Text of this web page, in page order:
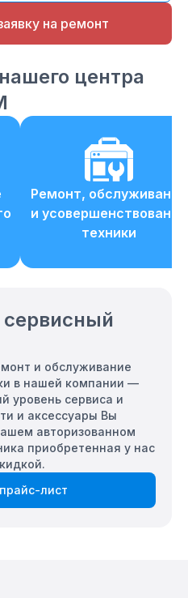
на ремонт
центра
Ремонт, обслуживание
и усовершенствование
техники
и обслуживание
в нашей компании —
уровень сервиса и
и аксессуары Вы
авторизованном
приобретенная у нас
лист